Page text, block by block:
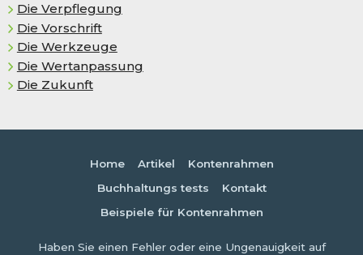
Die Verpflegung
Die Vorschrift
Die Werkzeuge
Die Wertanpassung
Die Zukunft
Home Artikel
Kontenrahmen
Buchhaltungs tests
Kontakt
Beispiele für Kontenrahmen
Haben Sie einen Fehler oder eine Ungenauigkeit auf